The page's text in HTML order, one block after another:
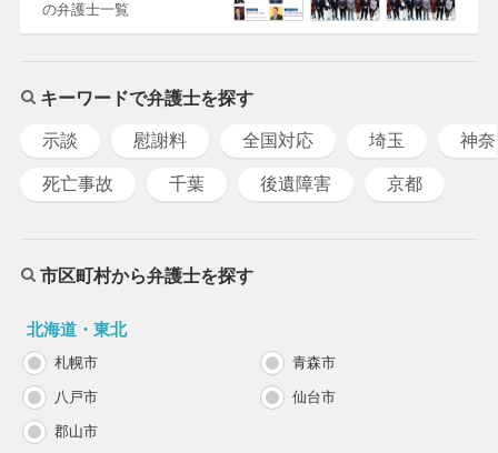
の弁護士一覧
キーワードで弁護士を探す
示談 慰謝料 全国対応 埼玉 神
死亡事故 千葉 後遺障害 京都
市区町村から弁護士を探す
北海道・東北
札幌市 青森市
八戸市 仙台市
郡山市